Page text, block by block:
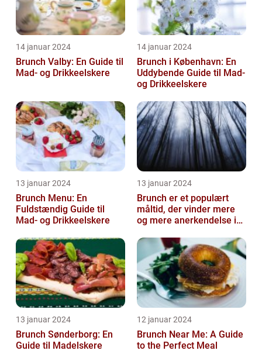
14 januar 2024
Brunch Valby: En Guide til
Mad- og Drikkeelskere
14 januar 2024
Brunch i København: En
Uddybende Guide til Mad-
og Drikkeelskere
13 januar 2024
Brunch Menu: En
Fuldstændig Guide til
Mad- og Drikkeelskere
13 januar 2024
Brunch er et populært
måltid, der vinder mere
og mere anerkendelse i
verden
13 januar 2024
Brunch Sønderborg: En
Guide til Madelskere
12 januar 2024
Brunch Near Me: A Guide
to the Perfect Meal